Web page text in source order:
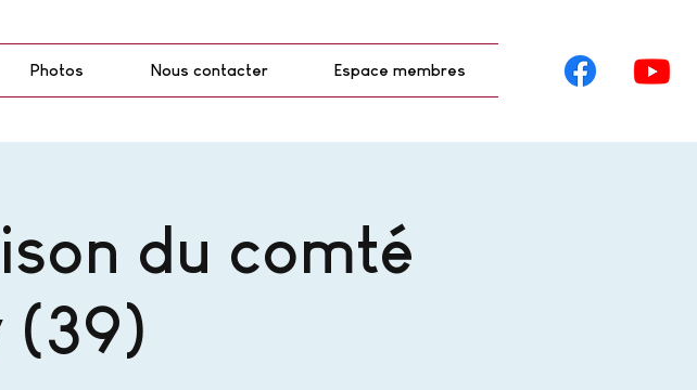
Photos Nous contacter Espace membres
du comté
(39)